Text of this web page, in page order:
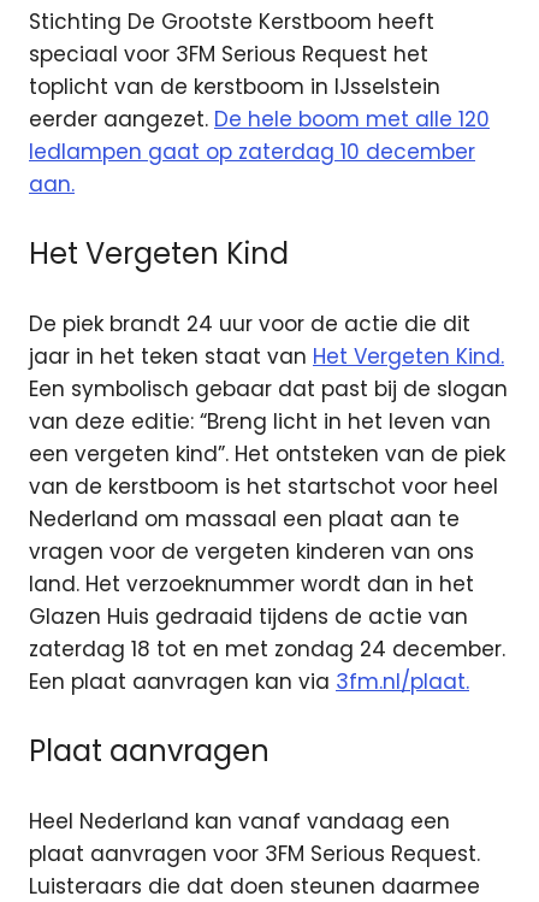
Stichting De Grootste Kerstboom heeft
speciaal voor 3FM Serious Request het
toplicht van de kerstboom in IJsselstein
eerder aangezet. De hele boom met alle 120
ledlampen gaat op zaterdag 10 december
aan.
Het Vergeten Kind
De piek brandt 24 uur voor de actie die dit
jaar in het teken staat van Het Vergeten Kind.
Een symbolisch gebaar dat past bij de slogan
van deze editie: “Breng licht in het leven van
een vergeten kind”. Het ontsteken van de piek
van de kerstboom is het startschot voor heel
Nederland om massaal een plaat aan te
vragen voor de vergeten kinderen van ons
land. Het verzoeknummer wordt dan in het
Glazen Huis gedraaid tijdens de actie van
zaterdag 18 tot en met zondag 24 december.
Een plaat aanvragen kan via 3fm.nl/plaat.
Plaat aanvragen
Heel Nederland kan vanaf vandaag een
plaat aanvragen voor 3FM Serious Request.
Luisteraars die dat doen steunen daarmee